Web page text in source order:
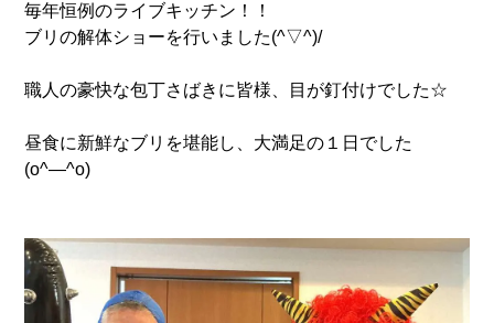
毎年恒例のライブキッチン！！
ブリの解体ショーを行いました(^▽^)/
職人の豪快な包丁さばきに皆様、目が釘付けでした☆
昼食に新鮮なブリを堪能し、大満足の１日でした
(o^―^o)